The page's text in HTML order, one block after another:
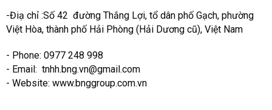
-Điạ chỉ :Số 42 đường Thắng Lợi, tổ dân phố Gạch, phường
Việt Hòa, thành phố Hải Phòng (Hải Dương cũ), Việt Nam
- Phone: 0977 248 998
- Email: tnhh.bng.vn@gmail.com
- Website: www.bnggroup.com.vn